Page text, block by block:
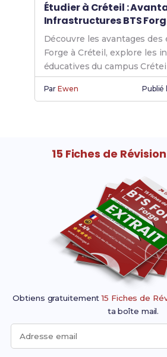
Étudier à Créteil :
Infrastructures BTS
Découvre les avantages des
Forge à Créteil, explore les
éducatives du campus
ton expérience avec bts
ParEwen Publié
15 Fiches de Révision
Obtiens gratuitement15 Fiches de
ta boîte mail.
Adresse email